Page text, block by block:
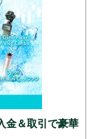
＆取引で豪華